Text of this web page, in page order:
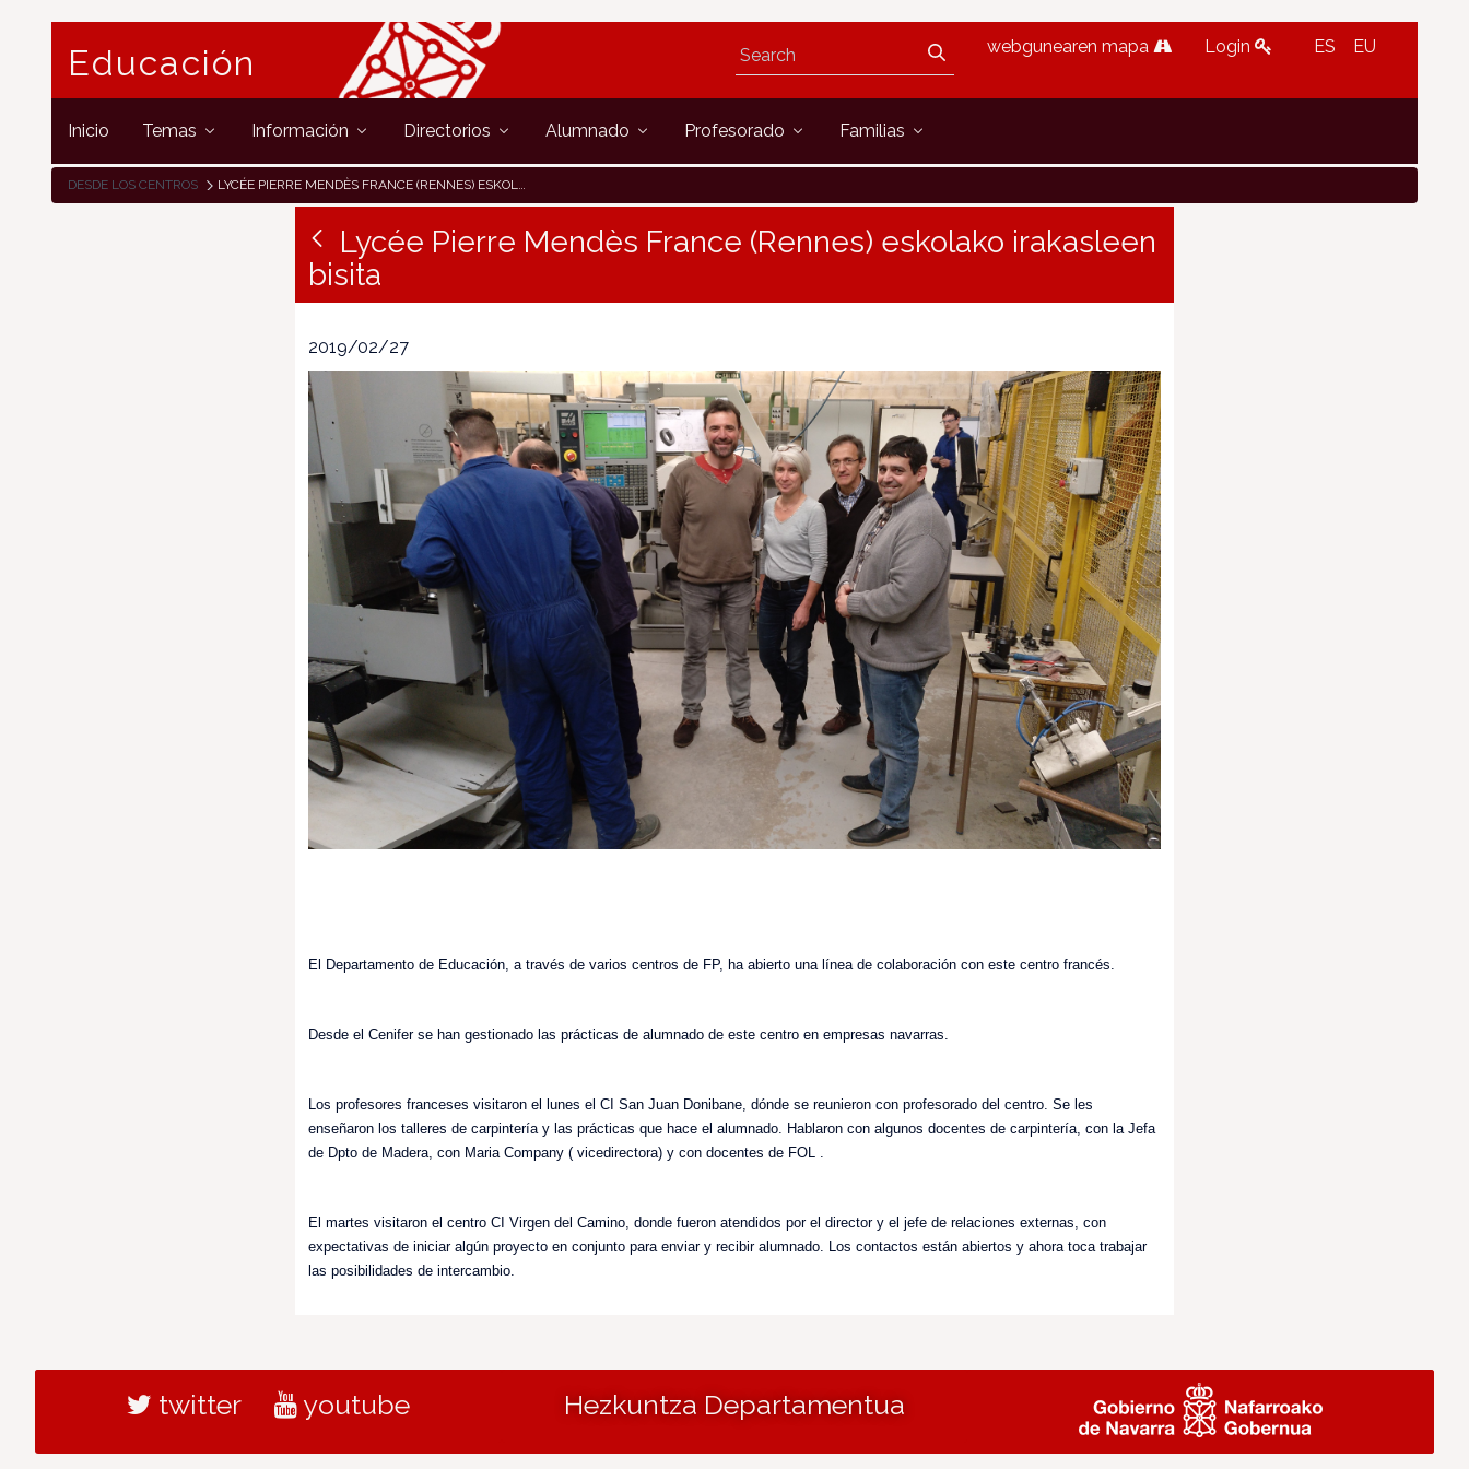
Educación webgunearen mapa Login ES EU
Inicio Temas Información Directorios Alumnado Profesorado Familias
DESDE LOS CENTROS LYCÉE PIERRE MENDÈS FRANCE (RENNES) ESKOLAKO IRAKASLEEN BISITA
Lycée Pierre Mendès France (Rennes) eskolako irakasleen
bisita
2019/02/27
El Departamento de Educación, a través de varios centros de FP, ha abierto una línea de colaboración con este centro francés.
Desde el Cenifer se han gestionado las prácticas de alumnado de este centro en empresas navarras.
Los profesores franceses visitaron el lunes el CI San Juan Donibane, dónde se reunieron con profesorado del centro. Se les
enseñaron los talleres de carpintería y las prácticas que hace el alumnado. Hablaron con algunos docentes de carpintería, con la Jefa
de Dpto de Madera, con Maria Company ( vicedirectora) y con docentes de FOL .
El martes visitaron el centro CI Virgen del Camino, donde fueron atendidos por el director y el jefe de relaciones externas, con
expectativas de iniciar algún proyecto en conjunto para enviar y recibir alumnado. Los contactos están abiertos y ahora toca trabajar
las posibilidades de intercambio.
twitter youtube Hezkuntza Departamentua